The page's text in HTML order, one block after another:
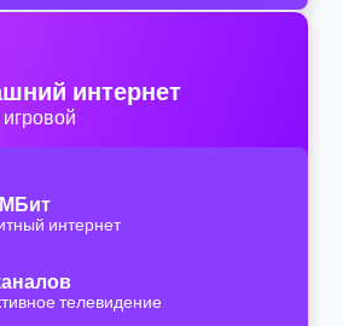
интернет
МБит
интернет
телевидение